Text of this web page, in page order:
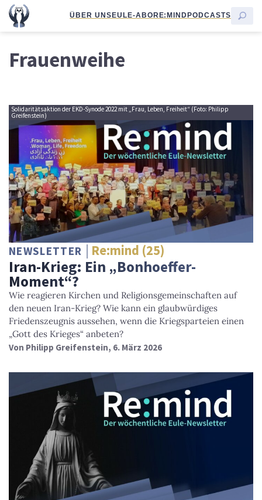
ÜBER UNSEULE-ABORE:MINDPODCASTS
Frauenweihe
Solidaritätsaktion der EKD-Synode 2022 mit „Frau, Leben, Freiheit“ (Foto: Philipp
Greifenstein)
NEWSLETTER Re:mind (25)
Iran-Krieg: Ein „Bonhoeffer-
Moment“?
Wie reagieren Kirchen und Religionsgemeinschaften auf
den neuen Iran-Krieg? Wie kann ein glaubwürdiges
Friedenszeugnis aussehen, wenn die Kriegsparteien einen
„Gott des Krieges“ anbeten?
Von Philipp Greifenstein, 6. März 2026